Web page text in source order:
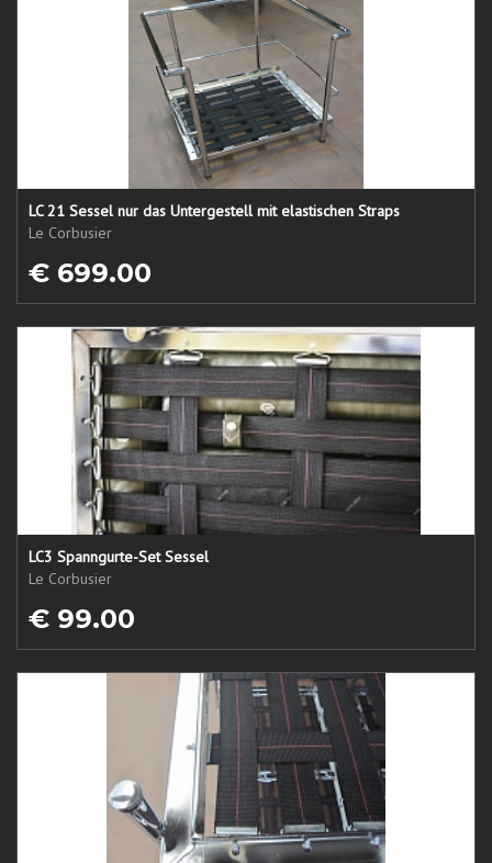
LC 21 Sessel nur das Untergestell mit elastischen Straps
Le Corbusier
€ 699.00
LC3 Spanngurte-Set Sessel
Le Corbusier
€ 99.00